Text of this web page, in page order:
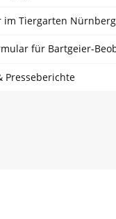
im Tiergarten Nürnberg
für Bartgeier-
Presseberichte